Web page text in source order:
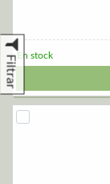
FiltrarEn stock